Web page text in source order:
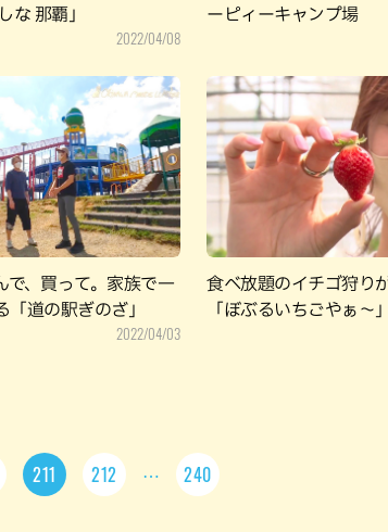
な 那覇」
2022/04/08
ーピィーキャンプ場
で、買って。家族で一
「道の駅ぎのざ」
2022/04/03
食べ放題のイチゴ狩り
「ぼぶるいちごやぁ～」
211 212 240